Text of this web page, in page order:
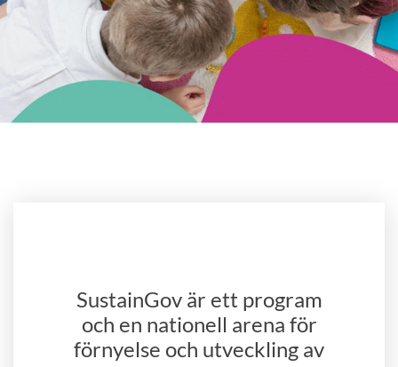
SustainGov är ett program
och en nationell arena för
förnyelse och utveckling av